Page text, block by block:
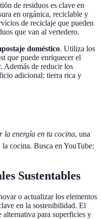
de residuos es clave en
en orgánica, reciclable y
de reciclaje que pueden
que van al vertedero.
doméstico. Utiliza los
que puede enriquecer el
Además de reducir los
adicional: tierra rica y
la energía en tu cocina, una
cocina. Busca en YouTube:
Sustentables
o actualizar los elementos
en la sostenibilidad. El
alternativa para superficies y